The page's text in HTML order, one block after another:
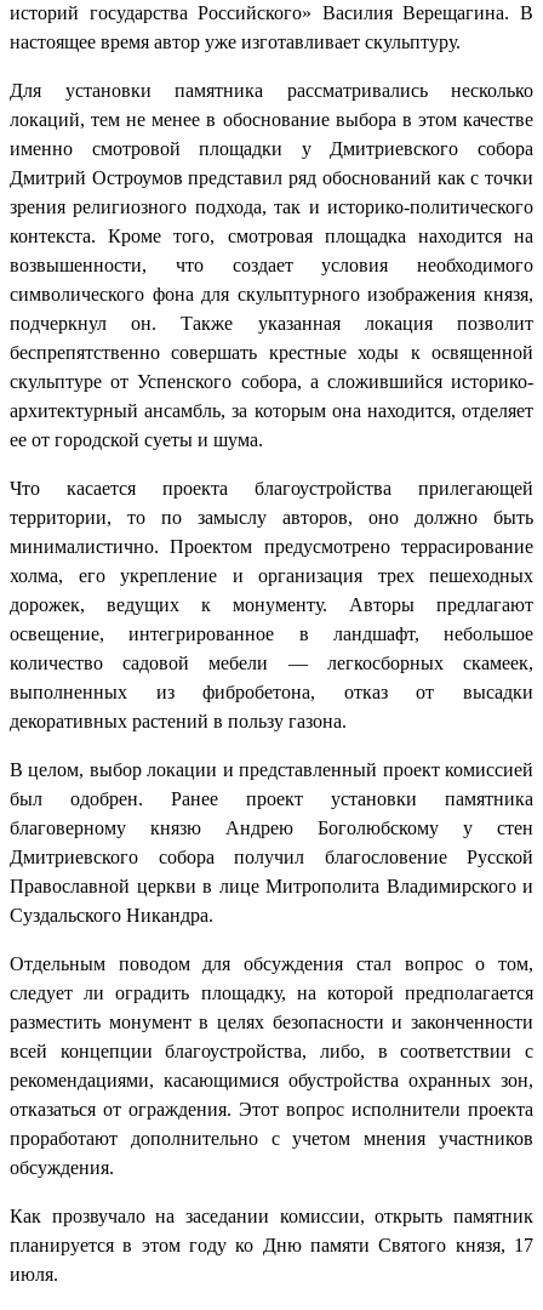
историй государства Российского» Василия Верещагина. В
настоящее время автор уже изготавливает скульптуру.
Для установки памятника рассматривались несколько
локаций, тем не менее в обоснование выбора в этом качестве
именно смотровой площадки у Дмитриевского собора
Дмитрий Остроумов представил ряд обоснований как с точки
зрения религиозного подхода, так и историко-политического
контекста. Кроме того, смотровая площадка находится на
возвышенности, что создает условия необходимого
символического фона для скульптурного изображения князя,
подчеркнул он. Также указанная локация позволит
беспрепятственно совершать крестные ходы к освященной
скульптуре от Успенского собора, а сложившийся историко-
архитектурный ансамбль, за которым она находится, отделяет
ее от городской суеты и шума.
Что касается проекта благоустройства прилегающей
территории, то по замыслу авторов, оно должно быть
минималистично. Проектом предусмотрено террасирование
холма, его укрепление и организация трех пешеходных
дорожек, ведущих к монументу. Авторы предлагают
освещение, интегрированное в ландшафт, небольшое
количество садовой мебели — легкосборных скамеек,
выполненных из фибробетона, отказ от высадки
декоративных растений в пользу газона.
В целом, выбор локации и представленный проект комиссией
был одобрен. Ранее проект установки памятника
благоверному князю Андрею Боголюбскому у стен
Дмитриевского собора получил благословение Русской
Православной церкви в лице Митрополита Владимирского и
Суздальского Никандра.
Отдельным поводом для обсуждения стал вопрос о том,
следует ли оградить площадку, на которой предполагается
разместить монумент в целях безопасности и законченности
всей концепции благоустройства, либо, в соответствии с
рекомендациями, касающимися обустройства охранных зон,
отказаться от ограждения. Этот вопрос исполнители проекта
проработают дополнительно с учетом мнения участников
обсуждения.
Как прозвучало на заседании комиссии, открыть памятник
планируется в этом году ко Дню памяти Святого князя, 17
июля.